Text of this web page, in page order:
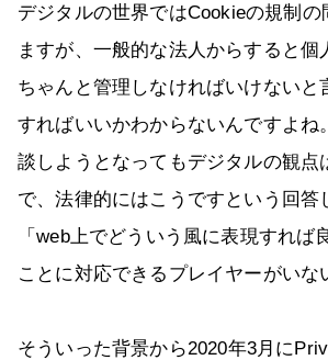
デジタルの世界ではCookieの規制の
ますが、一般的な法人からすると個
ちゃんと管理しなければいけないと
すればいいかわからないんですよね
談しようとなってもデジタルの観点
で、法律的にはこうですという回答
「web上でどういう風に表現すれば
ことに対応できるプレイヤーがいな
そういった背景から2020年3月に